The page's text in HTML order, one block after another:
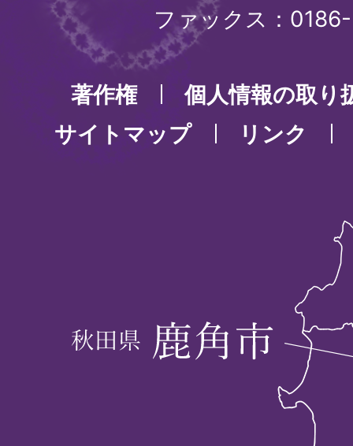
ファックス：
著作権
個人情報の取り
サイトマップ
リンク